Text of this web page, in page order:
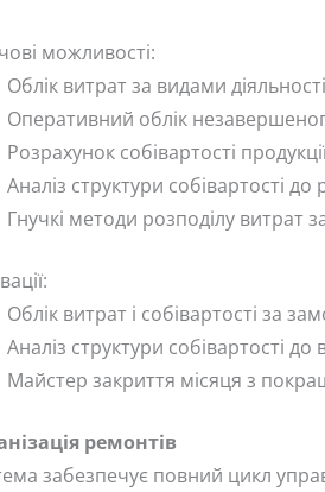
можливості:
Облік витрат за видами
Оперативний облік
Розрахунок собівартості
Аналіз структури собівартості
Гнучкі методи розподілу витрат
Облік витрат і собівартості за
Аналіз структури собівартості до
Майстер закриття місяця з
ремонтів
забезпечує повний цикл